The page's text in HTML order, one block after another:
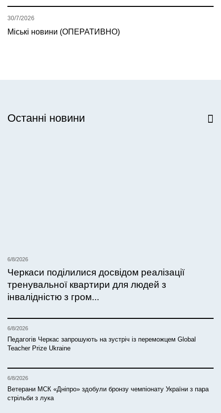
Міські новини (ОПЕРАТИВНО)
30/7/2026
Останні новини
6/8/2026
Черкаси поділилися досвідом реалізації
тренувальної квартири для людей з
інвалідністю з гром...
6/8/2026
Педагогів Черкас запрошують на зустріч із переможцем Global
Teacher Prize Ukraine
6/8/2026
Ветерани МСК «Дніпро» здобули бронзу чемпіонату України з пара
стрільби з лука